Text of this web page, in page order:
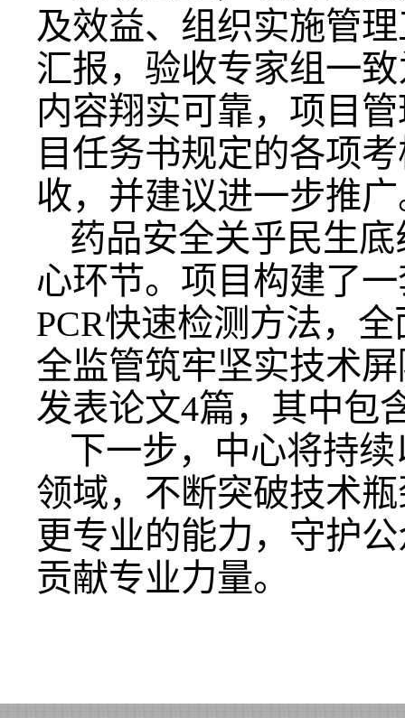
及效益、组织实施管
汇报，验收专家组一
内容翔实可靠，项目
目任务书规定的各项
收，并建议进一步推
药品安全关乎民生
心环节。项目构建了
PCR快速检测方法，
全监管筑牢坚实技术
发表论文4篇，其中包
下一步，中心将持
领域，不断突破技术
更专业的能力，守护
贡献专业力量。